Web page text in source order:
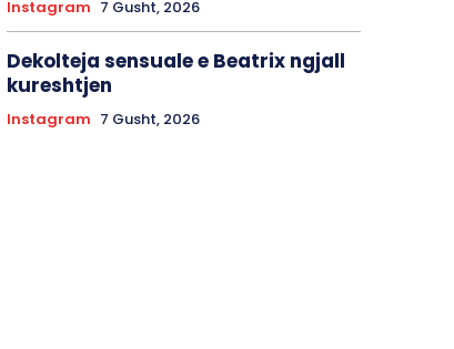
Instagram 7 Gusht, 2026
Dekolteja sensuale e Beatrix ngjall
kureshtjen
Instagram 7 Gusht, 2026